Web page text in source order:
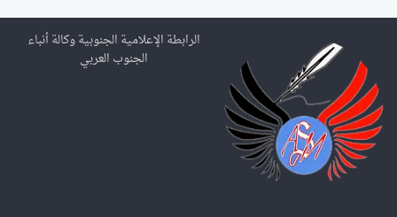
ث
ع
ن
الرابطة الإعلامية الجنوبية وكالة أنباء
الجنوب العربي